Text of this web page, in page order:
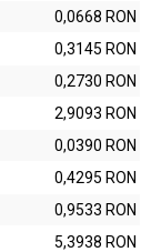
0,0668 RON
0,3145 RON
0,2730 RON
2,9093 RON
0,0390 RON
0,4295 RON
0,9533 RON
5,3938 RON